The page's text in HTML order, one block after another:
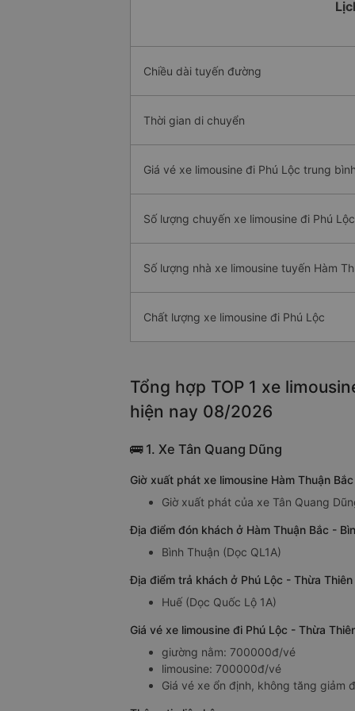
Chiều dài tuyến đường
Thời gian di chuyển
Giá vé xe limousine đi Phú Lộc trung bình
Số lượng chuyến xe limousine đi Phú Lộc
Số lượng nhà xe limousine tuyến Hàm
Chất lượng xe limousine đi Phú Lộc
Tổng hợp TOP 1 xe
hiện nay 08/2026
🚌 1. Xe Tân Quang Dũng
Giờ xuất phát xe limousine Hàm Thuận
Giờ xuất phát của xe Tân Quang
Địa điểm đón khách ở Hàm Thuận Bắc -
Bình Thuận (Dọc QL1A)
Địa điểm trả khách ở Phú Lộc - Thừa
Huế (Dọc Quốc Lộ 1A)
Giá vé xe limousine đi Phú Lộc - Thừa
giường nằm: 700000đ/vé
limousine: 700000đ/vé
Giá vé xe ổn định, không tăng giảm